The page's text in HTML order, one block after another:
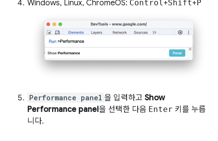
Windows, Linux, ChromeOS: Control+Shift+P
Performance panel 을 입력하고 Show
Performance panel을 선택한 다음 Enter 키를 누릅
니다.